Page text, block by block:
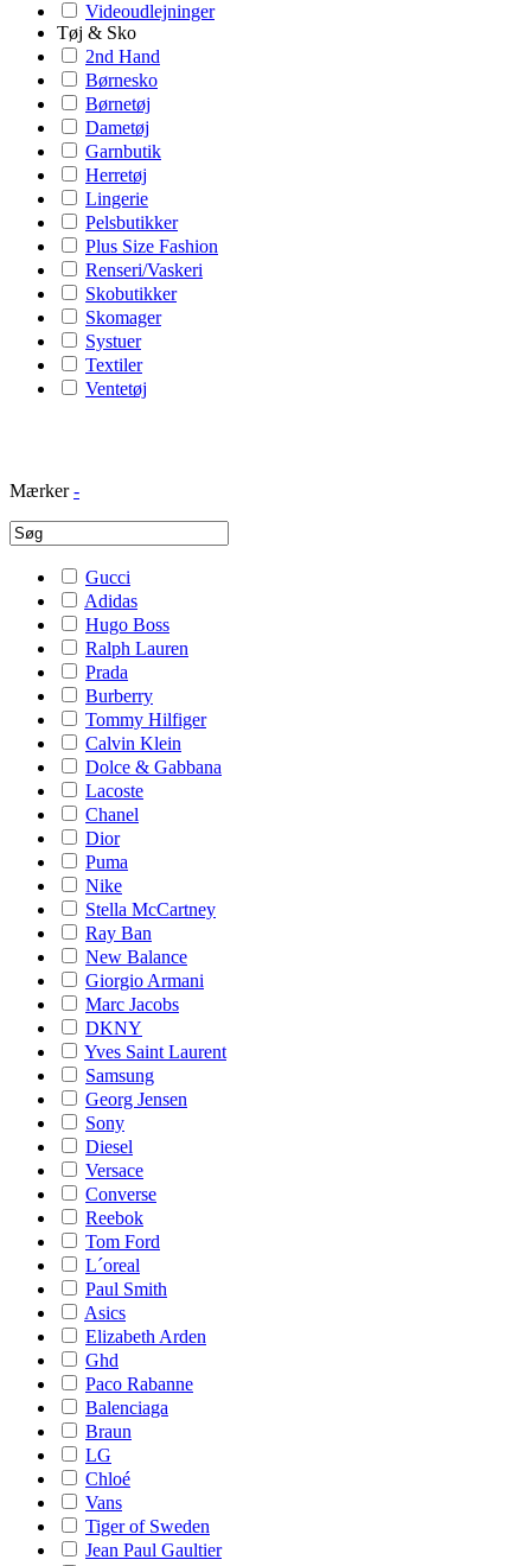
Videoudlejninger
Tøj & Sko
2nd Hand
Børnesko
Børnetøj
Dametøj
Garnbutik
Herretøj
Lingerie
Pelsbutikker
Plus Size Fashion
Renseri/Vaskeri
Skobutikker
Skomager
Systuer
Textiler
Ventetøj
Mærker -
Gucci
Adidas
Hugo Boss
Ralph Lauren
Prada
Burberry
Tommy Hilfiger
Calvin Klein
Dolce & Gabbana
Lacoste
Chanel
Dior
Puma
Nike
Stella McCartney
Ray Ban
New Balance
Giorgio Armani
Marc Jacobs
DKNY
Yves Saint Laurent
Samsung
Georg Jensen
Sony
Diesel
Versace
Converse
Reebok
Tom Ford
L´oreal
Paul Smith
Asics
Elizabeth Arden
Ghd
Paco Rabanne
Balenciaga
Braun
LG
Chloé
Vans
Tiger of Sweden
Jean Paul Gaultier